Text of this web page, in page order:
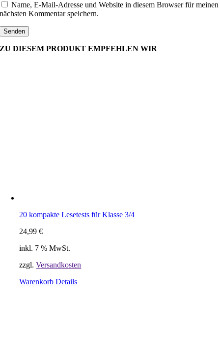
Name, E-Mail-Adresse und Website in diesem Browser für meinen
nächsten Kommentar speichern.
ZU DIESEM PRODUKT EMPFEHLEN WIR
20 kompakte Lesetests für Klasse 3/4
24,99€
inkl. 7 % MwSt.
zzgl.Versandkosten
Warenkorb Details